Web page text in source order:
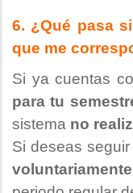
6. ¿Qué pasa
que me
Si ya cuentas
para tu
sistema no
Si deseas
voluntariamente